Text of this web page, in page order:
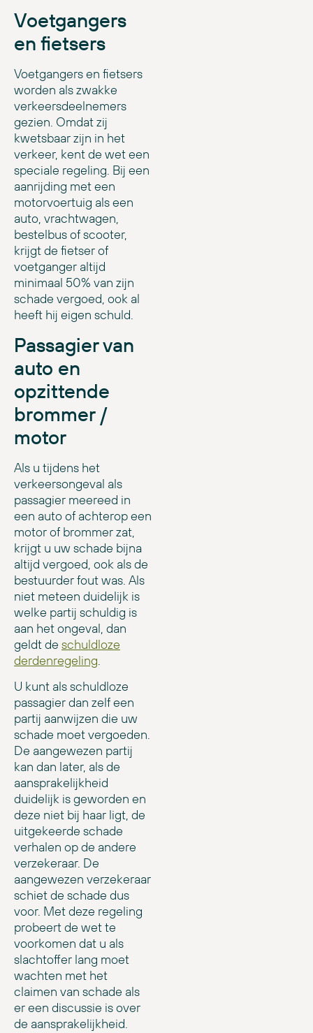
Voetgangers
en fietsers
Voetgangers en fietsers
worden als zwakke
verkeersdeelnemers
gezien. Omdat zij
kwetsbaar zijn in het
verkeer, kent de wet een
speciale regeling. Bij een
aanrijding met een
motorvoertuig als een
auto, vrachtwagen,
bestelbus of scooter,
krijgt de fietser of
voetganger altijd
minimaal 50% van zijn
schade vergoed, ook al
heeft hij eigen schuld.
Passagier van
auto en
opzittende
brommer /
motor
Als u tijdens het
verkeersongeval als
passagier meereed in
een auto of achterop een
motor of brommer zat,
krijgt u uw schade bijna
altijd vergoed, ook als de
bestuurder fout was. Als
niet meteen duidelijk is
welke partij schuldig is
aan het ongeval, dan
geldt de schuldloze
derdenregeling.
U kunt als schuldloze
passagier dan zelf een
partij aanwijzen die uw
schade moet vergoeden.
De aangewezen partij
kan dan later, als de
aansprakelijkheid
duidelijk is geworden en
deze niet bij haar ligt, de
uitgekeerde schade
verhalen op de andere
verzekeraar. De
aangewezen verzekeraar
schiet de schade dus
voor. Met deze regeling
probeert de wet te
voorkomen dat u als
slachtoffer lang moet
wachten met het
claimen van schade als
er een discussie is over
de aansprakelijkheid.